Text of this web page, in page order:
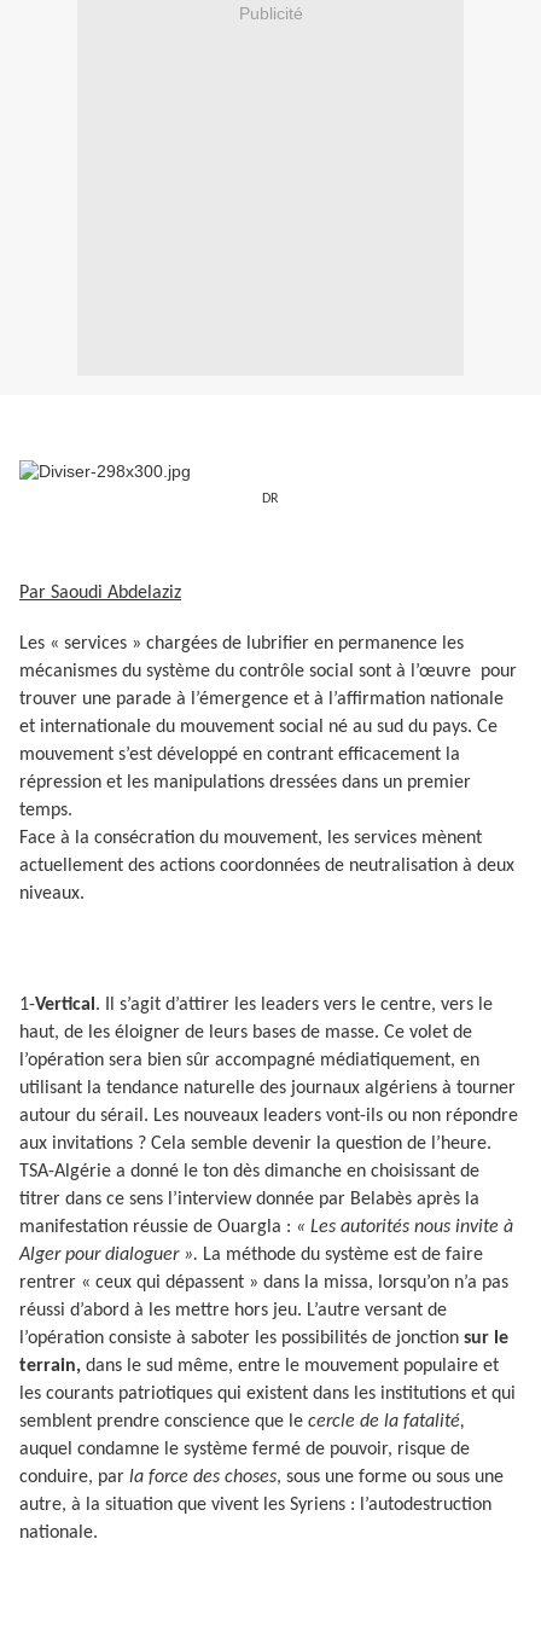
Publicité
DR
Par Saoudi Abdelaziz
Les « services » chargées de lubrifier en permanence les
mécanismes du système du contrôle social sont à l’œuvre pour
trouver une parade à l’émergence et à l’affirmation nationale
et internationale du mouvement social né au sud du pays. Ce
mouvement s’est développé en contrant efficacement la
répression et les manipulations dressées dans un premier
temps.
Face à la consécration du mouvement, les services mènent
actuellement des actions coordonnées de neutralisation à deux
niveaux.
1-Vertical . Il s’agit d’attirer les leaders vers le centre, vers le
haut, de les éloigner de leurs bases de masse. Ce volet de
l’opération sera bien sûr accompagné médiatiquement, en
utilisant la tendance naturelle des journaux algériens à tourner
autour du sérail. Les nouveaux leaders vont-ils ou non répondre
aux invitations ? Cela semble devenir la question de l’heure.
TSA-Algérie a donné le ton dès dimanche en choisissant de
titrer dans ce sens l’interview donnée par Belabès après la
manifestation réussie de Ouargla : « Les autorités nous invite à
Alger pour dialoguer ». La méthode du système est de faire
rentrer « ceux qui dépassent » dans la missa, lorsqu’on n’a pas
réussi d’abord à les mettre hors jeu. L’autre versant de
l’opération consiste à saboter les possibilités de jonction sur le
terrain, dans le sud même, entre le mouvement populaire et
les courants patriotiques qui existent dans les institutions et qui
semblent prendre conscience que le cercle de la fatalité,
auquel condamne le système fermé de pouvoir, risque de
conduire, par la force des choses, sous une forme ou sous une
autre, à la situation que vivent les Syriens : l’autodestruction
nationale.